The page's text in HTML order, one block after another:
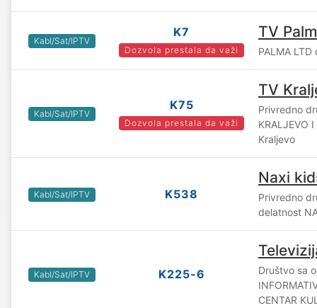
Kabl/Sat/IPTV
K7
Dozvola prestala da važi
TV
PALMA
Kabl/Sat/IPTV
K75
Dozvola prestala da važi
TV
Privredno
KRALJEVO
Kraljevo
Kabl/Sat/IPTV K538
Naxi
Privredno
delatnost
Kabl/Sat/IPTV K225-6
Društvo sa
CENTAR